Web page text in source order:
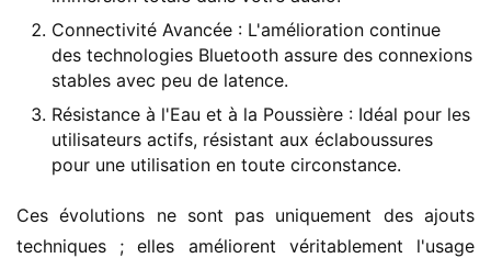
Connectivité Avancée : L'amélioration continue
des technologies Bluetooth assure des connexions
stables avec peu de latence.
Résistance à l'Eau et à la Poussière : Idéal pour les
utilisateurs actifs, résistant aux éclaboussures
pour une utilisation en toute circonstance.
Ces évolutions ne sont pas uniquement des ajouts
techniques ; elles améliorent véritablement l'usage